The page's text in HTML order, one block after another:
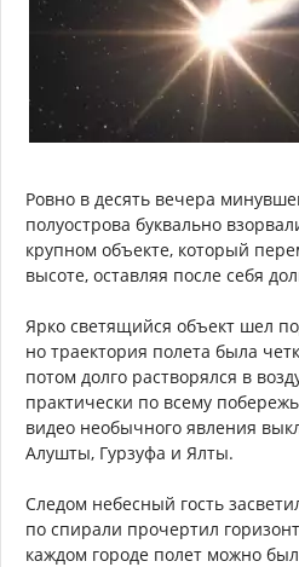
Ровно в десять вечера
полуострова буквально
крупном объекте, который
высоте, оставляя после себя
Ярко светящийся объект шел
но траектория полета была
потом долго растворялся в
практически по всему
видео необычного явления
Алушты, Гурзуфа и Ялты.
Следом небесный гость
по спирали прочертил
каждом городе полет можно